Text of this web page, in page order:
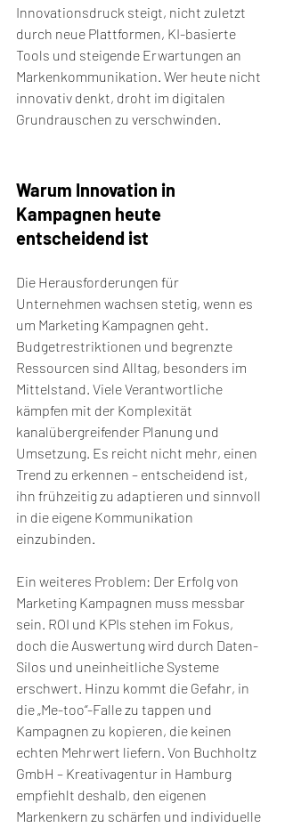
Innovationsdruck steigt, nicht zuletzt
durch neue Plattformen, KI-basierte
Tools und steigende Erwartungen an
Markenkommunikation. Wer heute nicht
innovativ denkt, droht im digitalen
Grundrauschen zu verschwinden.
Warum Innovation in
Kampagnen heute
entscheidend ist
Die Herausforderungen für
Unternehmen wachsen stetig, wenn es
um Marketing Kampagnen geht.
Budgetrestriktionen und begrenzte
Ressourcen sind Alltag, besonders im
Mittelstand. Viele Verantwortliche
kämpfen mit der Komplexität
kanalübergreifender Planung und
Umsetzung. Es reicht nicht mehr, einen
Trend zu erkennen – entscheidend ist,
ihn frühzeitig zu adaptieren und sinnvoll
in die eigene Kommunikation
einzubinden.
Ein weiteres Problem: Der Erfolg von
Marketing Kampagnen muss messbar
sein. ROI und KPIs stehen im Fokus,
doch die Auswertung wird durch Daten-
Silos und uneinheitliche Systeme
erschwert. Hinzu kommt die Gefahr, in
die „Me-too“-Falle zu tappen und
Kampagnen zu kopieren, die keinen
echten Mehrwert liefern. Von Buchholtz
GmbH – Kreativagentur in Hamburg
empfiehlt deshalb, den eigenen
Markenkern zu schärfen und individuelle